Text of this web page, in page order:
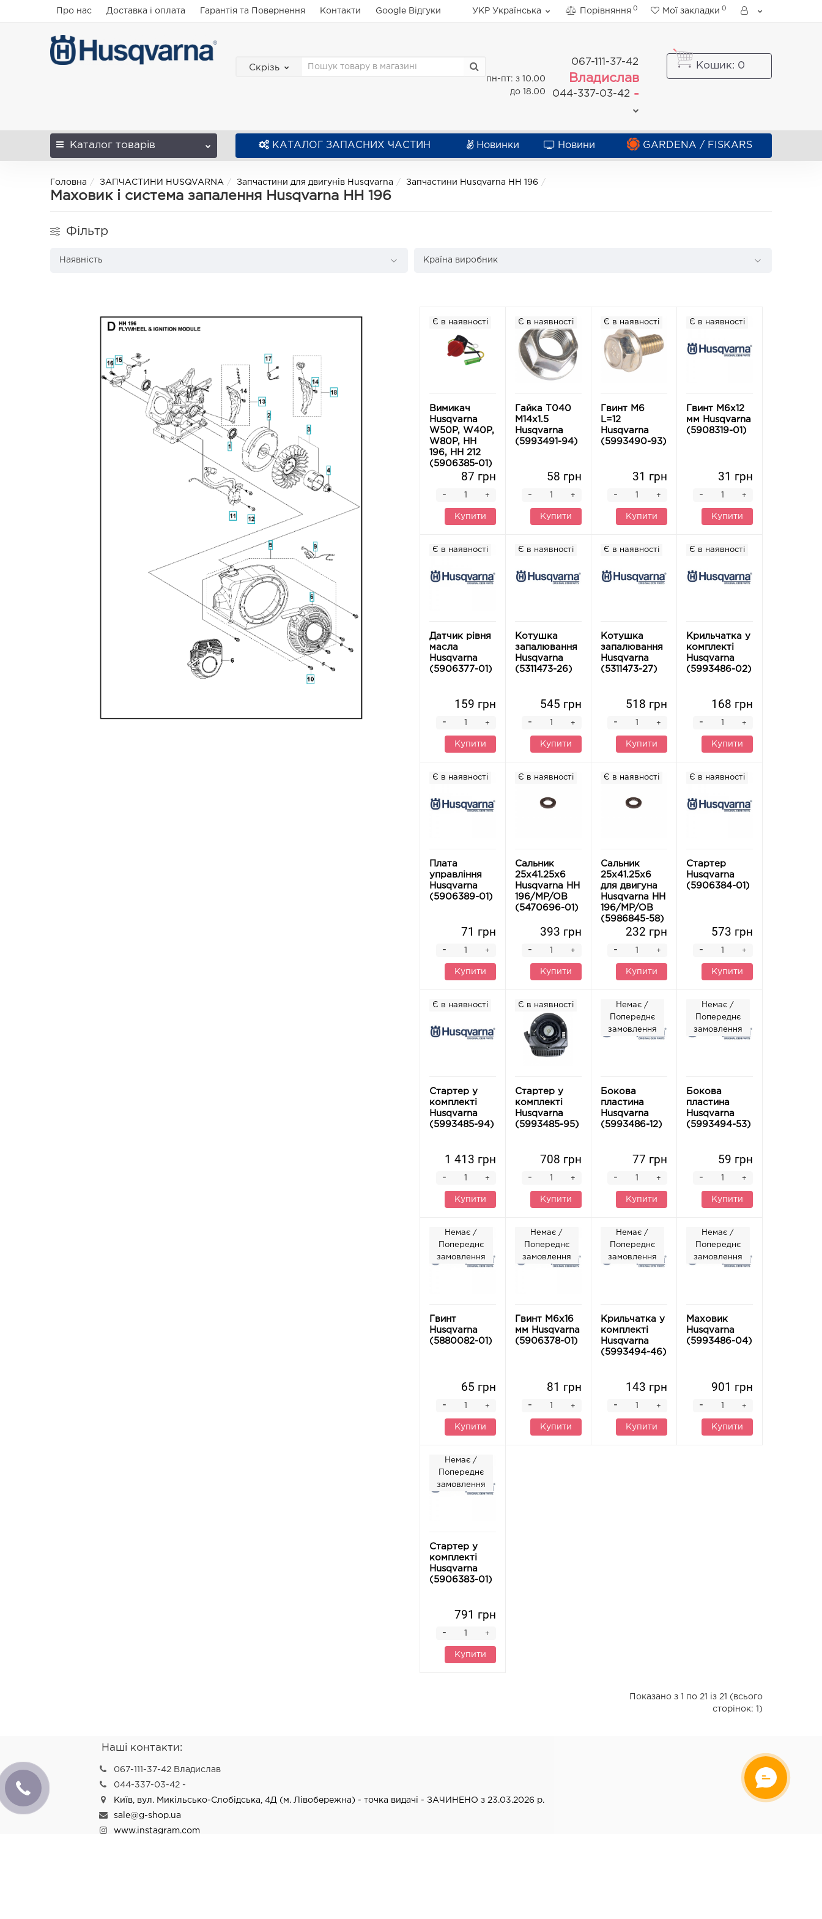
Про нас Доставка і оплата Гарантія та Повернення Контакти Google Відгуки УКР Українська Порівняння 0 Мої закладки 0
Скрізь
пн-пт: з 10.00
до 18.00
067-111-37-42
Владислав
044-337-03-42 -
Кошик: 0
Каталог товарів КАТАЛОГ ЗАПАСНИХ ЧАСТИН Новинки Новини GARDENA / FISKARS
Головна ЗАПЧАСТИНИ HUSQVARNA Запчастини для двигунів Husqvarna Запчастини Husqvarna HH 196
Маховик і система запалення Husqvarna HH 196
Фільтр
Наявність Країна виробник
Є в наявності
Вимикач
Husqvarna
W50P, W40P,
W80P, HH
196, HH 212
(5906385-01)
87 грн
+
-
Купити
Є в наявності
Гайка T040
M14х1.5
Husqvarna
(5993491-94)
58 грн
+
-
Купити
Є в наявності
Гвинт M6
L=12
Husqvarna
(5993490-93)
31 грн
+
-
Купити
Є в наявності
Гвинт M6x12
мм Husqvarna
(5908319-01)
31 грн
+
-
Купити
Є в наявності
Датчик рівня
масла
Husqvarna
(5906377-01)
159 грн
+
-
Купити
Є в наявності
Котушка
запалювання
Husqvarna
(5311473-26)
545 грн
+
-
Купити
Є в наявності
Котушка
запалювання
Husqvarna
(5311473-27)
518 грн
+
-
Купити
Є в наявності
Крильчатка у
комплекті
Husqvarna
(5993486-02)
168 грн
+
-
Купити
Є в наявності
Плата
управління
Husqvarna
(5906389-01)
71 грн
+
-
Купити
Є в наявності
Сальник
25х41.25х6
Husqvarna HH
196/MP/OB
(5470696-01)
393 грн
+
-
Купити
Є в наявності
Сальник
25х41.25х6
для двигуна
Husqvarna HH
196/MP/OB
(5986845-58)
232 грн
+
-
Купити
Є в наявності
Стартер
Husqvarna
(5906384-01)
573 грн
+
-
Купити
Є в наявності
Стартер у
комплекті
Husqvarna
(5993485-94)
1 413 грн
+
-
Купити
Є в наявності
Стартер у
комплекті
Husqvarna
(5993485-95)
708 грн
+
-
Купити
Немає /
Попереднє
замовлення
Бокова
пластина
Husqvarna
(5993486-12)
77 грн
+
-
Купити
Немає /
Попереднє
замовлення
Бокова
пластина
Husqvarna
(5993494-53)
59 грн
+
-
Купити
Немає /
Попереднє
замовлення
Гвинт
Husqvarna
(5880082-01)
65 грн
+
-
Купити
Немає /
Попереднє
замовлення
Гвинт M6x16
мм Husqvarna
(5906378-01)
81 грн
+
-
Купити
Немає /
Попереднє
замовлення
Крильчатка у
комплекті
Husqvarna
(5993494-46)
143 грн
+
-
Купити
Немає /
Попереднє
замовлення
Маховик
Husqvarna
(5993486-04)
901 грн
+
-
Купити
Немає /
Попереднє
замовлення
Стартер у
комплекті
Husqvarna
(5906383-01)
791 грн
+
-
Купити
Показано з 1 по 21 із 21 (всього
сторінок: 1)
Наші контакти:
067-111-37-42 Владислав
044-337-03-42 -
Київ, вул. Микільсько-Слобідська, 4Д (м. Лівобережна) - точка видачі - ЗАЧИНЕНО з 23.03.2026 р.
sale@g-shop.ua
www.instagram.com